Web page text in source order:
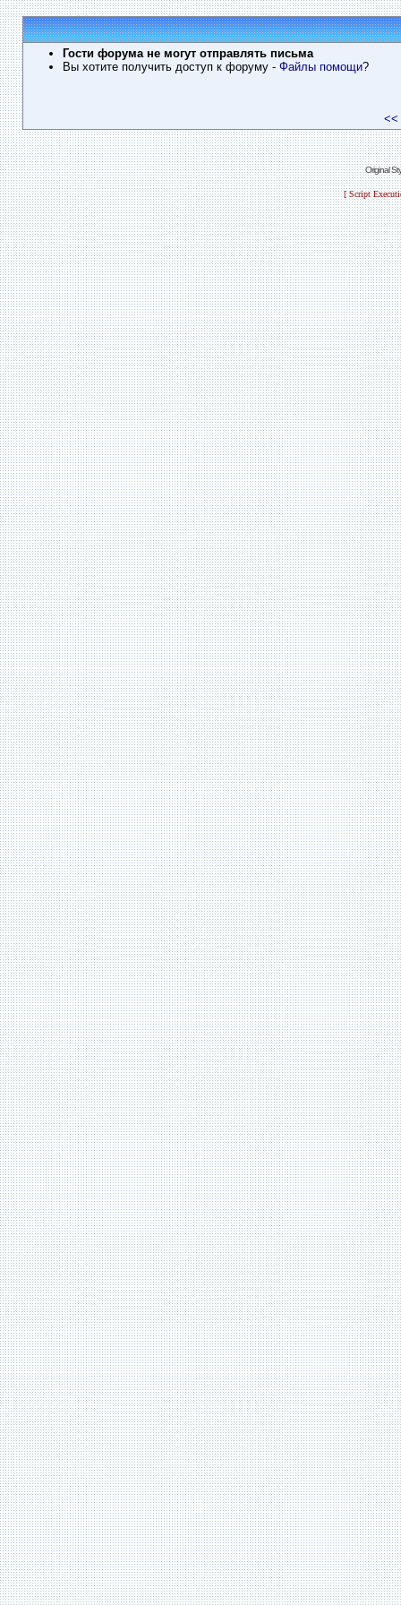
Гости форума не могут отправлять письма
Вы хотите получить доступ к форуму - Файлы помощи?
<<
Original
[ Script